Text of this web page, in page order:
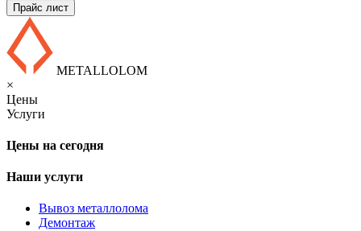
Прайс лист
METALLOLOM
×
Цены
Услуги
Цены на сегодня
Наши услуги
Вывоз металлолома
Демонтаж